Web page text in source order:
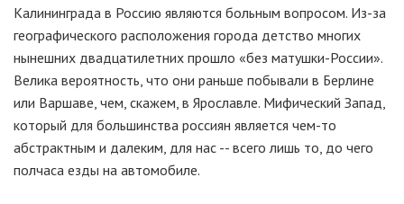
Калининграда в Россию являются больным вопросом. Из-за
географического расположения города детство многих
нынешних двадцатилетних прошло «без матушки-России».
Велика вероятность, что они раньше побывали в Берлине
или Варшаве, чем, скажем, в Ярославле. Мифический Запад,
который для большинства россиян является чем-то
абстрактным и далеким, для нас -- всего лишь то, до чего
полчаса езды на автомобиле.